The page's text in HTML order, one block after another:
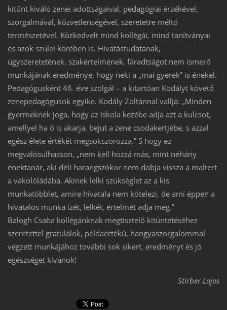
kitűnt kiváló zenei adottságaival, pedagógiai érzékével,
szorgalmával, közvetlenségével, szeretetre méltó
természetével. Közkedvelt mind kollégái, mind tanítványai
és azok szülei körében is. Hivatástudatának,
ügyszeretetének, szakértelmének, fáradtságot nem ismerő
munkájának eredménye, hogy neki a „mai gyerek” is énekel.
Pedagógusként 46. éve szolgál – a kitartóan Kodályt követő
zenepedagógusok egyike. Kodály Zoltánnal vallja: „Minden
gyermeknek joga, hogy az iskola kezébe adja azt a kulcsot,
amellyel ha ő is akarja, bejut a zene csodakertjébe, s azzal
egész élete értékét megsokszorozza.” S hogy ez
megvalósulhasson, „nem kell hozzá más, mint néhány
énektanár, aki déli harangszókor nem dobja vissza a maltert
a vakolóládába. Akinek lelki szükséglet az a kis
munkatöbblet, amire hivatala nem kötelezi, de ami éppen a
hivatalos munka ízét, lelkét, értelmét adja meg.”
Balogh Csaba kollégánknak megtisztelő kitüntetéséhez
szeretettel gratulálok, példaértékű, hangyaszorgalommal
végzett munkájához további sok sikert, eredményt és jó
egészséget kívánok!
Stirber Lajos